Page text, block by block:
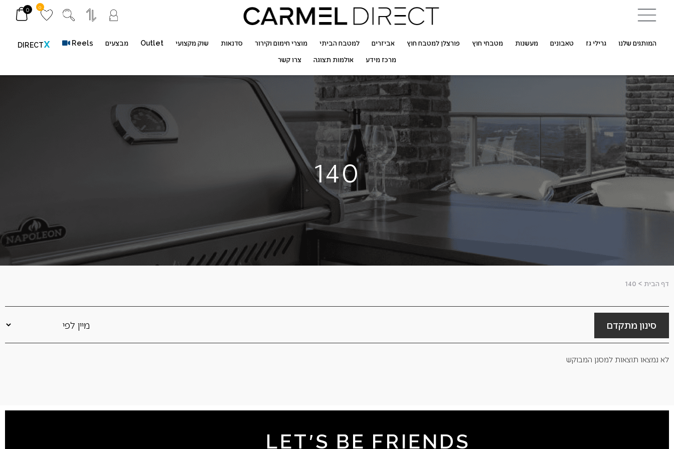
0
0
המותגים שלנו גרילי גז טאבונים מעשנות מטבחי חוץ פורצלן למטבח חוץ אביזרים למטבח הביתי מוצרי חימום וקירור סדנאות שוק מקצועי Outlet מבצעים Reels
DIRECTX
מרכז מידע אולמות תצוגה צרו קשר
140
דף הבית >
140
סינון מתקדם
לא נמצאו תוצאות למסנן המבוקש
LET'S BE FRIENDS